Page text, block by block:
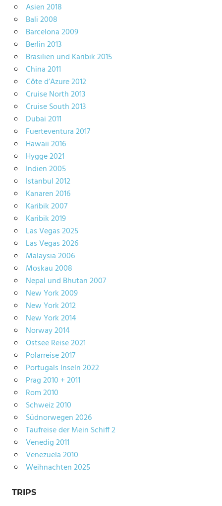
Asien 2018
Bali 2008
Barcelona 2009
Berlin 2013
Brasilien und Karibik 2015
China 2011
Côte d’Azure 2012
Cruise North 2013
Cruise South 2013
Dubai 2011
Fuerteventura 2017
Hawaii 2016
Hygge 2021
Indien 2005
Istanbul 2012
Kanaren 2016
Karibik 2007
Karibik 2019
Las Vegas 2025
Las Vegas 2026
Malaysia 2006
Moskau 2008
Nepal und Bhutan 2007
New York 2009
New York 2012
New York 2014
Norway 2014
Ostsee Reise 2021
Polarreise 2017
Portugals Inseln 2022
Prag 2010 + 2011
Rom 2010
Schweiz 2010
Südnorwegen 2026
Taufreise der Mein Schiff 2
Venedig 2011
Venezuela 2010
Weihnachten 2025
TRIPS